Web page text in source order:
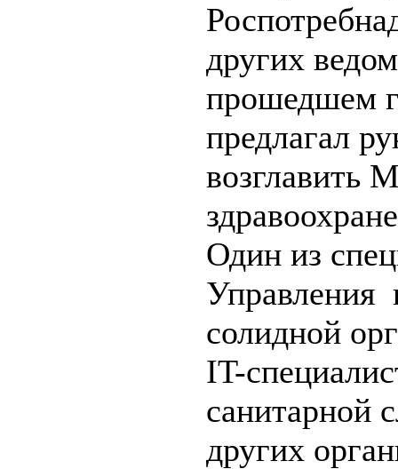
других
прошедшем
предлагал
возглавить
Один из
Управления
солидной
IT-
санитарной
других